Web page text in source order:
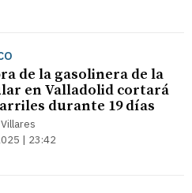
de la gasolinera de la
en Valladolid cortará
durante 19 días
| 23:42